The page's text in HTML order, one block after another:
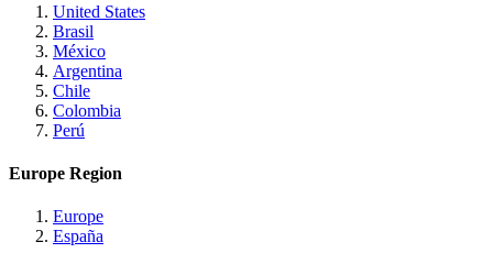
United States
Brasil
México
Argentina
Chile
Colombia
Perú
Europe Region
Europe
España